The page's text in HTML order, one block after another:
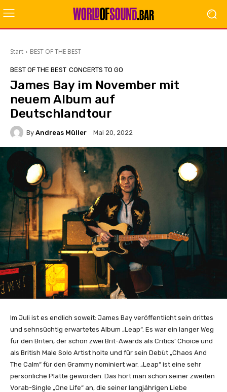
Start BEST OF THE BEST
BEST OF THE BEST CONCERTS TO GO
James Bay im November mit
neuem Album auf
Deutschlandtour
By Andreas Müller Mai 20, 2022
Im Juli ist es endlich soweit: James Bay veröffentlicht sein drittes
und sehnsüchtig erwartetes Album „Leap“. Es war ein langer Weg
für den Briten, der schon zwei Brit-Awards als Critics’ Choice und
als British Male Solo Artist holte und für sein Debüt „Chaos And
The Calm“ für den Grammy nominiert war. „Leap“ ist eine sehr
persönliche Platte geworden. Das hört man schon seiner zweiten
Vorab-Single „One Life“ an, die seiner langjährigen Liebe